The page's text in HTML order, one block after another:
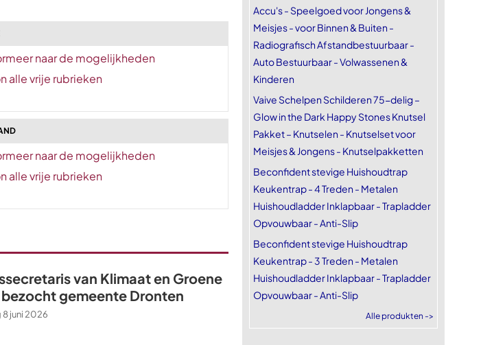
naar de mogelijkheden
alle vrije rubrieken
naar de mogelijkheden
alle vrije rubrieken
van Klimaat en Groene
gemeente Dronten
8 juni 2026
Accu's - Speelgoed voor Jongens &
Meisjes - voor Binnen & Buiten -
Radiografisch Afstandbestuurbaar -
Auto Bestuurbaar - Volwassenen &
Kinderen
Vaive Schelpen Schilderen 75-delig –
Glow in the Dark Happy Stones Knutsel
Pakket – Knutselen - Knutselset voor
Meisjes & Jongens - Knutselpakketten
Beconfident stevige Huishoudtrap
Keukentrap - 4 Treden - Metalen
Huishoudladder Inklapbaar - Trapladder
Opvouwbaar - Anti-Slip
Beconfident stevige Huishoudtrap
Keukentrap - 3 Treden - Metalen
Huishoudladder Inklapbaar - Trapladder
Opvouwbaar - Anti-Slip
Alle produkten ->